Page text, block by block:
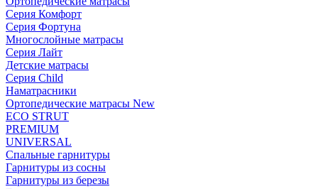
Серия Комфорт
Серия Фортуна
Многослойные матрасы
Серия Лайт
Детские матрасы
Серия Child
Наматрасники
Ортопедические матрасы New
ECO STRUT
PREMIUM
UNIVERSAL
Спальные гарнитуры
Гарнитуры из сосны
Гарнитуры из березы